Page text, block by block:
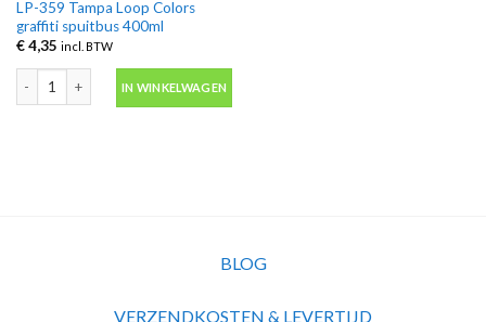
LP-359 Tampa Loop Colors
graffiti spuitbus 400ml
€4,35 incl. BTW
LP-359 Tampa Loop Colors graffiti spuitbus 400ml aantal
IN WINKELWAGEN
BLOG
VERZENDKOSTEN & LEVERTIJD